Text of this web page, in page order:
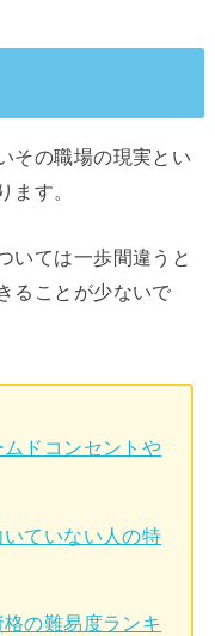
その職場の現実とい
ます。
いては一歩間違うと
ることが少ないで
ドコンセントや
ていない人の特
格の難易度ランキ